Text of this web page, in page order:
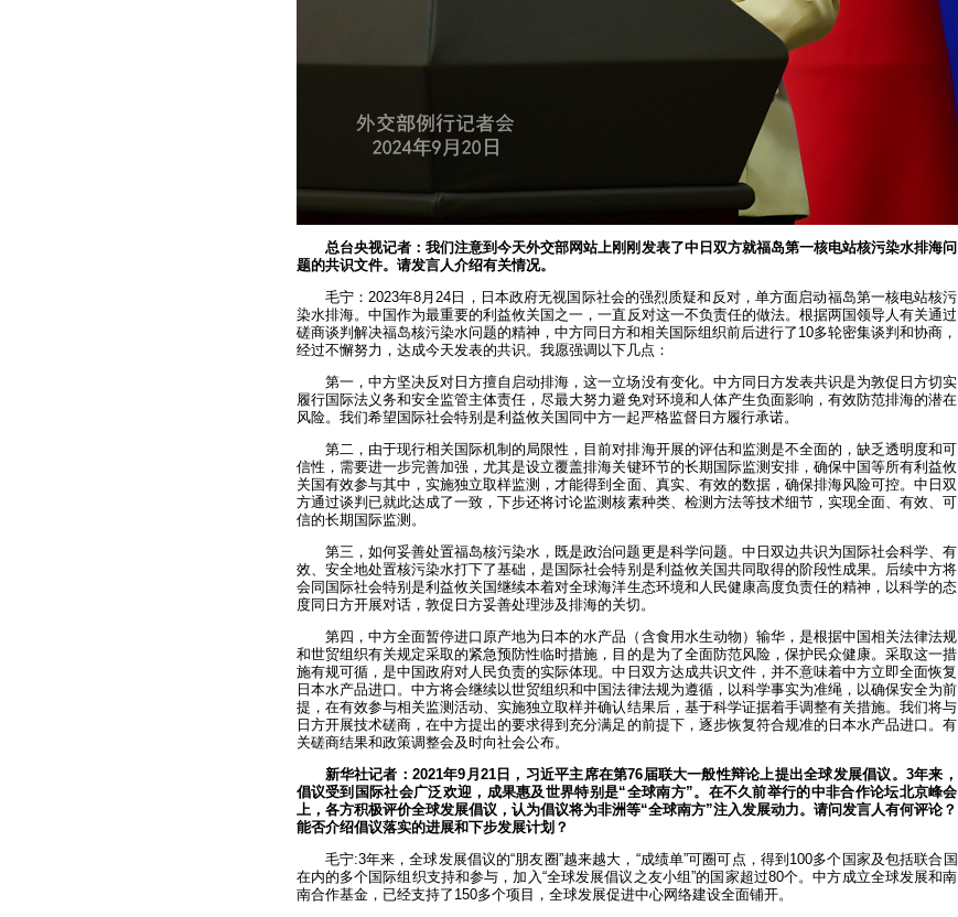
总台央视记者：我们注意到今天外交部网站上刚刚发表了中日双方就福岛第一核电站核污染水排海问
题的共识文件。请发言人介绍有关情况。
毛宁：2023年8月24日，日本政府无视国际社会的强烈质疑和反对，单方面启动福岛第一核电站核污
染水排海。中国作为最重要的利益攸关国之一，一直反对这一不负责任的做法。根据两国领导人有关通过
磋商谈判解决福岛核污染水问题的精神，中方同日方和相关国际组织前后进行了10多轮密集谈判和协商，
经过不懈努力，达成今天发表的共识。我愿强调以下几点：
第一，中方坚决反对日方擅自启动排海，这一立场没有变化。中方同日方发表共识是为敦促日方切实
履行国际法义务和安全监管主体责任，尽最大努力避免对环境和人体产生负面影响，有效防范排海的潜在
风险。我们希望国际社会特别是利益攸关国同中方一起严格监督日方履行承诺。
第二，由于现行相关国际机制的局限性，目前对排海开展的评估和监测是不全面的，缺乏透明度和可
信性，需要进一步完善加强，尤其是设立覆盖排海关键环节的长期国际监测安排，确保中国等所有利益攸
关国有效参与其中，实施独立取样监测，才能得到全面、真实、有效的数据，确保排海风险可控。中日双
方通过谈判已就此达成了一致，下步还将讨论监测核素种类、检测方法等技术细节，实现全面、有效、可
信的长期国际监测。
第三，如何妥善处置福岛核污染水，既是政治问题更是科学问题。中日双边共识为国际社会科学、有
效、安全地处置核污染水打下了基础，是国际社会特别是利益攸关国共同取得的阶段性成果。后续中方将
会同国际社会特别是利益攸关国继续本着对全球海洋生态环境和人民健康高度负责任的精神，以科学的态
度同日方开展对话，敦促日方妥善处理涉及排海的关切。
第四，中方全面暂停进口原产地为日本的水产品（含食用水生动物）输华，是根据中国相关法律法规
和世贸组织有关规定采取的紧急预防性临时措施，目的是为了全面防范风险，保护民众健康。采取这一措
施有规可循，是中国政府对人民负责的实际体现。中日双方达成共识文件，并不意味着中方立即全面恢复
日本水产品进口。中方将会继续以世贸组织和中国法律法规为遵循，以科学事实为准绳，以确保安全为前
提，在有效参与相关监测活动、实施独立取样并确认结果后，基于科学证据着手调整有关措施。我们将与
日方开展技术磋商，在中方提出的要求得到充分满足的前提下，逐步恢复符合规准的日本水产品进口。有
关磋商结果和政策调整会及时向社会公布。
新华社记者：2021年9月21日，习近平主席在第76届联大一般性辩论上提出全球发展倡议。3年来，
倡议受到国际社会广泛欢迎，成果惠及世界特别是“全球南方”。在不久前举行的中非合作论坛北京峰会
上，各方积极评价全球发展倡议，认为倡议将为非洲等“全球南方”注入发展动力。请问发言人有何评论？
能否介绍倡议落实的进展和下步发展计划？
毛宁:3年来，全球发展倡议的“朋友圈”越来越大，“成绩单”可圈可点，得到100多个国家及包括联合国
在内的多个国际组织支持和参与，加入“全球发展倡议之友小组”的国家超过80个。中方成立全球发展和南
南合作基金，已经支持了150多个项目，全球发展促进中心网络建设全面铺开。